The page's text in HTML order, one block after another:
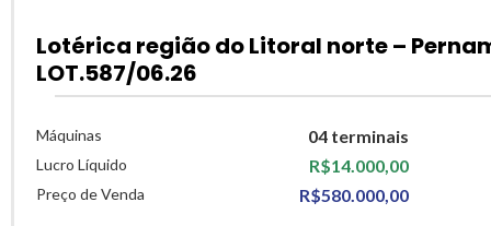
Lotérica região do Litoral norte –
LOT.587/06.26
Máquinas 04 terminais
Lucro Líquido R$14.000,00
Preço de Venda R$580.000,00